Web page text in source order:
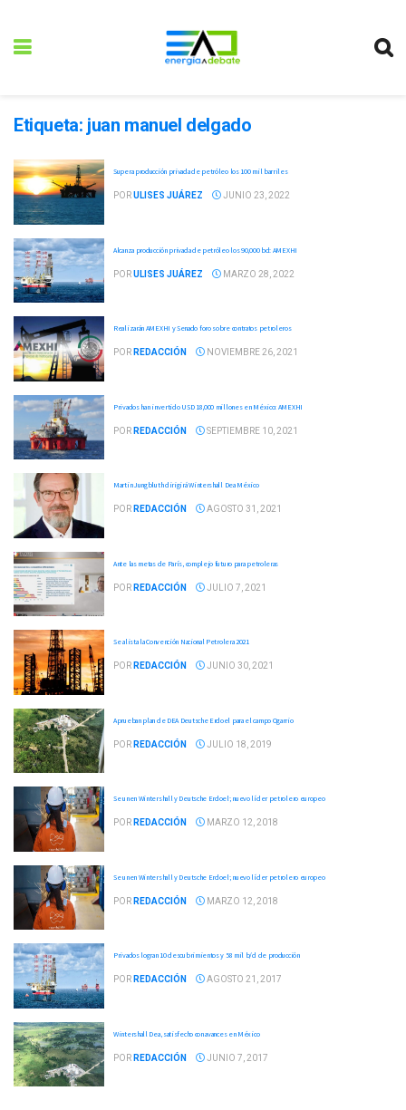
Etiqueta: juan manuel delgado
Supera producción privada de petróleo los 100 mil barriles
PORULISES JUÁREZ JUNIO 23, 2022
Alcanza producción privada de petróleo los 90,000 bd: AMEXHI
PORULISES JUÁREZ MARZO 28, 2022
Realizarán AMEXHI y Senado foro sobre contratos petroleros
POR REDACCIÓN NOVIEMBRE 26, 2021
Privados han invertido USD 18,000 millones en México: AMEXHI
POR REDACCIÓN SEPTIEMBRE 10, 2021
Martin Jungbluth dirigirá Wintershall Dea México
POR REDACCIÓN AGOSTO 31, 2021
Ante las metas de París, complejo futuro para petroleras
POR REDACCIÓN JULIO 7, 2021
Se alista la Convención Nacional Petrolera 2021
POR REDACCIÓN JUNIO 30, 2021
Aprueban plan de DEA Deutsche Erdoel para el campo Ogarrio
POR REDACCIÓN JULIO 18, 2019
Se unen Wintershall y Deutsche Erdoel; nuevo líder petrolero europeo
POR REDACCIÓN MARZO 12, 2018
Se unen Wintershall y Deutsche Erdoel; nuevo líder petrolero europeo
POR REDACCIÓN MARZO 12, 2018
Privados logran 10 descubrimientos y 58 mil b/d de producción
POR REDACCIÓN AGOSTO 21, 2017
Wintershall Dea, satisfecho con avances en México
POR REDACCIÓN JUNIO 7, 2017